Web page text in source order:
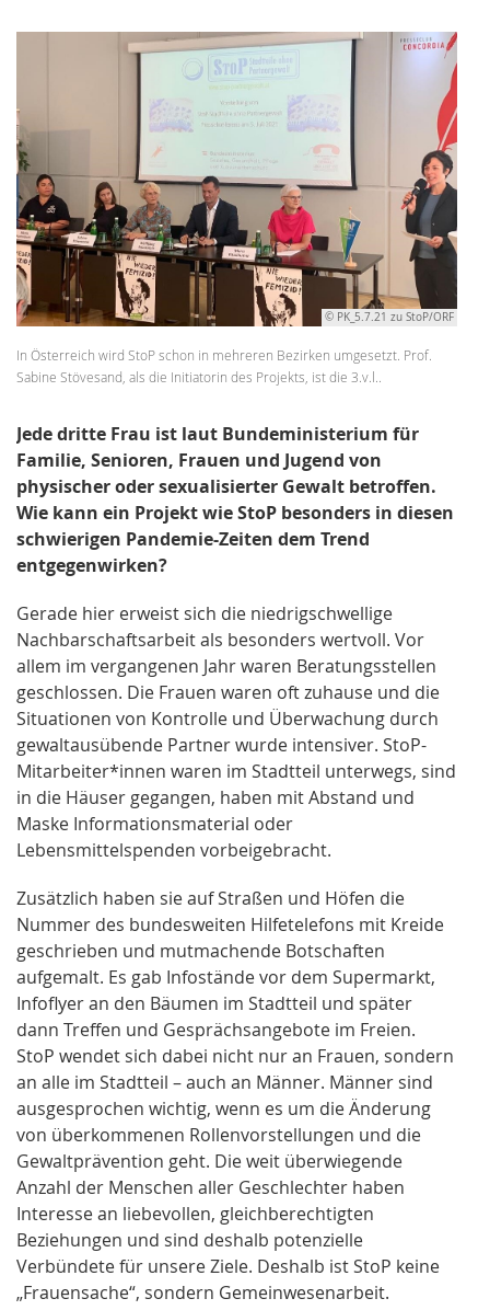
© PK_5.7.21 zu StoP/ORF
In Österreich wird StoP schon in mehreren Bezirken umgesetzt. Prof.
Sabine Stövesand, als die Initiatorin des Projekts, ist die 3.v.l..
Jede dritte Frau ist laut Bundeministerium für
Familie, Senioren, Frauen und Jugend von
physischer oder sexualisierter Gewalt betroffen.
Wie kann ein Projekt wie StoP besonders in diesen
schwierigen Pandemie-Zeiten dem Trend
entgegenwirken?
Gerade hier erweist sich die niedrigschwellige
Nachbarschaftsarbeit als besonders wertvoll. Vor
allem im vergangenen Jahr waren Beratungsstellen
geschlossen. Die Frauen waren oft zuhause und die
Situationen von Kontrolle und Überwachung durch
gewaltausübende Partner wurde intensiver. StoP-
Mitarbeiter*innen waren im Stadtteil unterwegs, sind
in die Häuser gegangen, haben mit Abstand und
Maske Informationsmaterial oder
Lebensmittelspenden vorbeigebracht.
Zusätzlich haben sie auf Straßen und Höfen die
Nummer des bundesweiten Hilfetelefons mit Kreide
geschrieben und mutmachende Botschaften
aufgemalt. Es gab Infostände vor dem Supermarkt,
Infoflyer an den Bäumen im Stadtteil und später
dann Treffen und Gesprächsangebote im Freien.
StoP wendet sich dabei nicht nur an Frauen, sondern
an alle im Stadtteil – auch an Männer. Männer sind
ausgesprochen wichtig, wenn es um die Änderung
von überkommenen Rollenvorstellungen und die
Gewaltprävention geht. Die weit überwiegende
Anzahl der Menschen aller Geschlechter haben
Interesse an liebevollen, gleichberechtigten
Beziehungen und sind deshalb potenzielle
Verbündete für unsere Ziele. Deshalb ist StoP keine
„Frauensache“, sondern Gemeinwesenarbeit.